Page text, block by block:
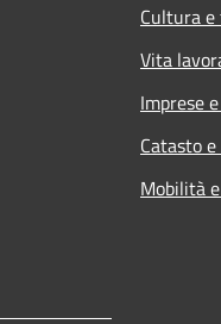
Cultura
Vita
Imprese
Catasto
Mobilità